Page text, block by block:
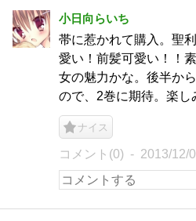
小日向らいち
帯に惹かれて購入。聖
愛い！前髪可愛い！！
女の魅力かな。後半か
ので、2巻に期待。楽し
ナイス
コメント(0) 2013/12/